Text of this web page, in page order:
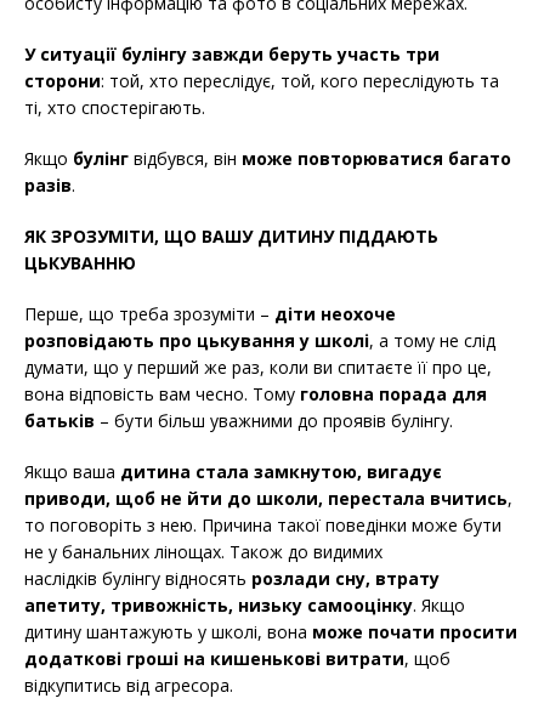
У ситуації булінгу завжди беруть участь три
сторони: той, хто переслідує, той, кого переслідують та
ті, хто спостерігають.
Якщо булінг відбувся, він може повторюватися багато
разів.
ЯК ЗРОЗУМІТИ, ЩО ВАШУ ДИТИНУ ПІДДАЮТЬ
ЦЬКУВАННЮ
Перше, що треба зрозуміти – діти неохоче
розповідають про цькування у школі, а тому не слід
думати, що у перший же раз, коли ви спитаєте її про це,
вона відповість вам чесно. Тому головна порада для
батьків – бути більш уважними до проявів булінгу.
Якщо ваша дитина стала замкнутою, вигадує
приводи, щоб не йти до школи, перестала вчитись,
то поговоріть з нею. Причина такої поведінки може бути
не у банальних лінощах. Також до видимих
наслідків булінгу відносять розлади сну, втрату
апетиту, тривожність, низьку самооцінку. Якщо
дитину шантажують у школі, вона може почати просити
додаткові гроші на кишенькові витрати, щоб
відкупитись від агресора.